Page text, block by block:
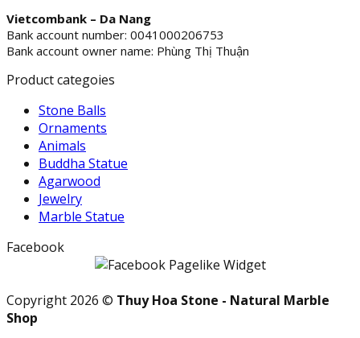
Vietcombank – Da Nang
Bank account number: 0041000206753
Bank account owner name: Phùng Thị Thuận
Product categoies
Stone Balls
Ornaments
Animals
Buddha Statue
Agarwood
Jewelry
Marble Statue
Facebook
Copyright 2026 © Thuy Hoa Stone - Natural Marble
Shop